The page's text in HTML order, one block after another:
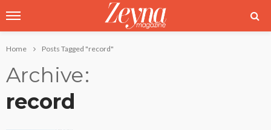
Home Posts Tagged "record"
Archive
record